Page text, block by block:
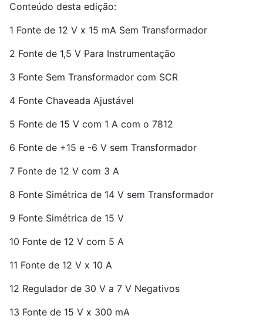
Conteúdo desta edição:
1 Fonte de 12 V x 15 mA Sem Transformador
2 Fonte de 1,5 V Para Instrumentação
3 Fonte Sem Transformador com SCR
4 Fonte Chaveada Ajustável
5 Fonte de 15 V com 1 A com o 7812
6 Fonte de +15 e -6 V sem Transformador
7 Fonte de 12 V com 3 A
8 Fonte Simétrica de 14 V sem Transformador
9 Fonte Simétrica de 15 V
10 Fonte de 12 V com 5 A
11 Fonte de 12 V x 10 A
12 Regulador de 30 V a 7 V Negativos
13 Fonte de 15 V x 300 mA